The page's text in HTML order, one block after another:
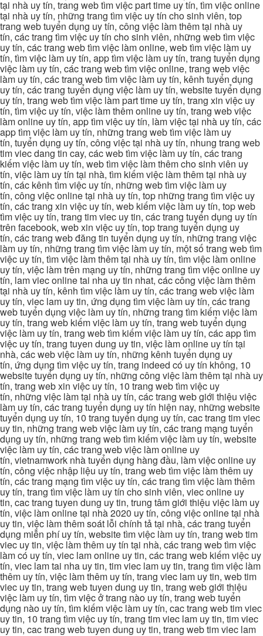
tại nhà uy tín, trang web tìm việc part time uy tín, tìm việc online
tại nhà uy tín, những trang tìm việc uy tín cho sinh viên, top
trang web tuyển dụng uy tín, công việc làm thêm tại nhà uy
tín, các trang tìm việc uy tín cho sinh viên, những web tìm việc
uy tín, các trang web tìm việc làm online, web tìm việc làm uy
tín, tìm việc làm uy tín, app tìm việc làm uy tín, trang tuyển dụng
việc làm uy tín, các trang web tìm việc online, trang web việc
làm uy tín, các trang web tìm việc làm uy tín, kênh tuyển dụng
uy tín, các trang tuyển dụng việc làm uy tín, website tuyển dụng
uy tín, trang web tìm việc làm part time uy tín, trang xin việc uy
tín, tìm việc uy tín, việc làm thêm online uy tín, trang web việc
làm online uy tín, app tìm việc uy tín, làm việc tại nhà uy tín, các
app tìm việc làm uy tín, những trang web tìm việc làm uy
tín, tuyển dụng uy tín, công việc tại nhà uy tín, nhung trang web
tim viec dang tin cay, các web tìm việc làm uy tín, các trang
kiếm việc làm uy tín, web tìm việc làm thêm cho sinh viên uy
tín, việc làm uy tín tại nhà, tìm kiếm việc làm thêm tại nhà uy
tín, các kênh tìm việc uy tín, những web tìm việc làm uy
tín, công việc online tại nhà uy tín, top những trang tìm việc uy
tín, các trang xin việc uy tín, web kiếm việc làm uy tín, top web
tìm việc uy tín, trang tim viec uy tin, các trang tuyển dụng uy tín
trên facebook, web xin việc uy tín, top trang tuyển dụng uy
tín, các trang web đăng tin tuyển dụng uy tín, những trang việc
làm uy tín, những trang tìm việc làm uy tín, một số trang web tìm
việc uy tín, tìm việc làm thêm tại nhà uy tín, tìm việc làm online
uy tín, việc làm trên mạng uy tín, những trang tìm việc online uy
tín, lam viec online tai nha uy tin nhat, các công việc làm thêm
tại nhà uy tín, kênh tìm việc làm uy tín, các trang web việc làm
uy tín, viec lam uy tin, ứng dụng tìm việc làm uy tín, các trang
web tuyển dụng việc làm uy tín, những trang tìm kiếm việc làm
uy tín, trang web kiếm việc làm uy tín, trang web tuyển dụng
việc làm uy tín, trang web tìm kiếm việc làm uy tín, các app tìm
việc uy tín, trang tuyen dung uy tin, việc làm online uy tín tại
nhà, các web việc làm uy tín, những kênh tuyển dụng uy
tín, ứng dụng tìm việc uy tín, trang indeed có uy tín không, 10
website tuyển dụng uy tín, những công việc làm thêm tại nhà uy
tín, trang web xin việc uy tín, 10 trang web tìm việc uy
tín, những việc làm tại nhà uy tín, các trang web giới thiệu việc
làm uy tín, các trang tuyển dụng uy tín hiện nay, những website
tuyển dụng uy tín, 10 trang tuyển dụng uy tín, cac trang tim viec
uy tin, những trang web việc làm uy tín, các trang mạng tuyển
dụng uy tín, những trang web tìm kiếm việc làm uy tín, website
việc làm uy tín, các trang web việc làm online uy
tín, vietnamwork nhà tuyển dụng hàng đầu, làm việc online uy
tín, công việc nhập liệu uy tín, trang web tìm việc làm thêm uy
tín, các trang mạng tìm việc uy tín, các trang tìm việc làm thêm
uy tín, trang tìm việc làm uy tín cho sinh viên, viec online uy
tin, cac trang tuyen dung uy tin, trung tâm giới thiệu việc làm uy
tín, việc làm online tại nhà 2020 uy tín, công việc online tại nhà
uy tin, việc làm thêm soát lỗi chính tả tại nhà, các trang tuyển
dụng miễn phí uy tín, website tìm việc làm uy tín, trang web tim
viec uy tin, việc làm thêm uy tín tại nhà, các trang web tìm việc
làm có uy tín, viec lam online uy tin, các trang web kiếm việc uy
tín, viec lam tai nha uy tin, tim viec lam uy tin, trang tìm việc làm
thêm uy tín, việc làm thêm uy tín, trang viec lam uy tin, web tim
viec uy tin, trang web tuyen dung uy tin, trang web giới thiệu
việc làm uy tín, tìm việc ở trang nào uy tín, trang web tuyển
dụng nào uy tín, tìm kiếm việc làm uy tín, cac trang web tim viec
uy tin, 10 trang tìm việc uy tín, trang tim viec lam uy tin, tim viec
uy tin, cac trang web tuyen dung uy tin, trang web tim viec lam